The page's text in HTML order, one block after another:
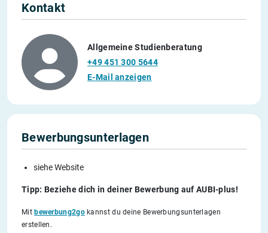
Kontakt
Allgemeine Studienberatung
+49 451 300 5644
E-Mail anzeigen
Bewerbungsunterlagen
siehe Website
Tipp: Beziehe dich in deiner Bewerbung auf AUBI-plus!
Mit bewerbung2gokannst du deine Bewerbungsunterlagen
erstellen.